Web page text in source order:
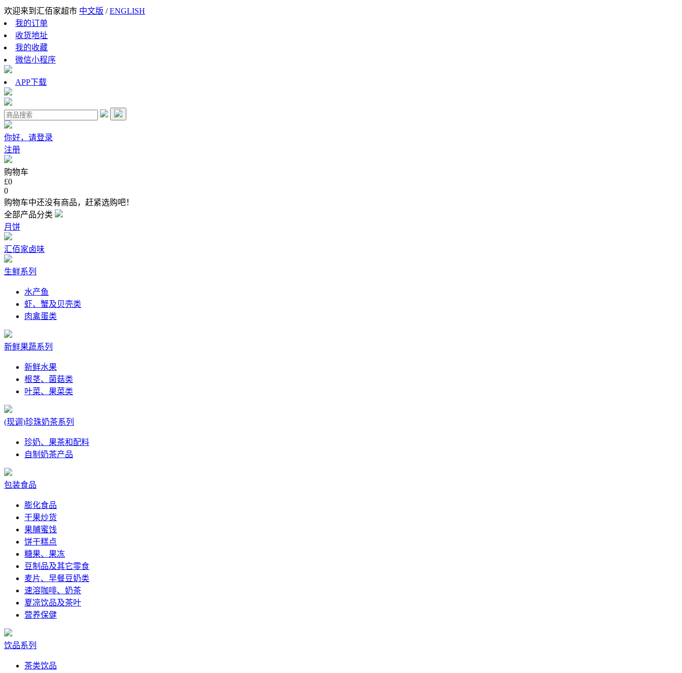
欢迎来到汇佰家超市 中文版 /ENGLISH
我的订单
收货地址
我的收藏
微信小程序
APP下载
你好，请登录
注册
购物车
£0
0
购物车中还没有商品，赶紧选购吧！
全部产品分类
月饼
汇佰家卤味
生鲜系列
水产鱼
虾、蟹及贝壳类
肉禽蛋类
新鲜果蔬系列
新鲜水果
根茎、菌菇类
叶菜、果菜类
(现调)珍珠奶茶系列
珍奶、果茶和配料
自制奶茶产品
包装食品
膨化食品
干果炒货
果脯蜜饯
饼干糕点
糖果、果冻
豆制品及其它零食
麦片、早餐豆奶类
速溶咖啡、奶茶
夏凉饮品及茶叶
营养保健
饮品系列
茶类饮品